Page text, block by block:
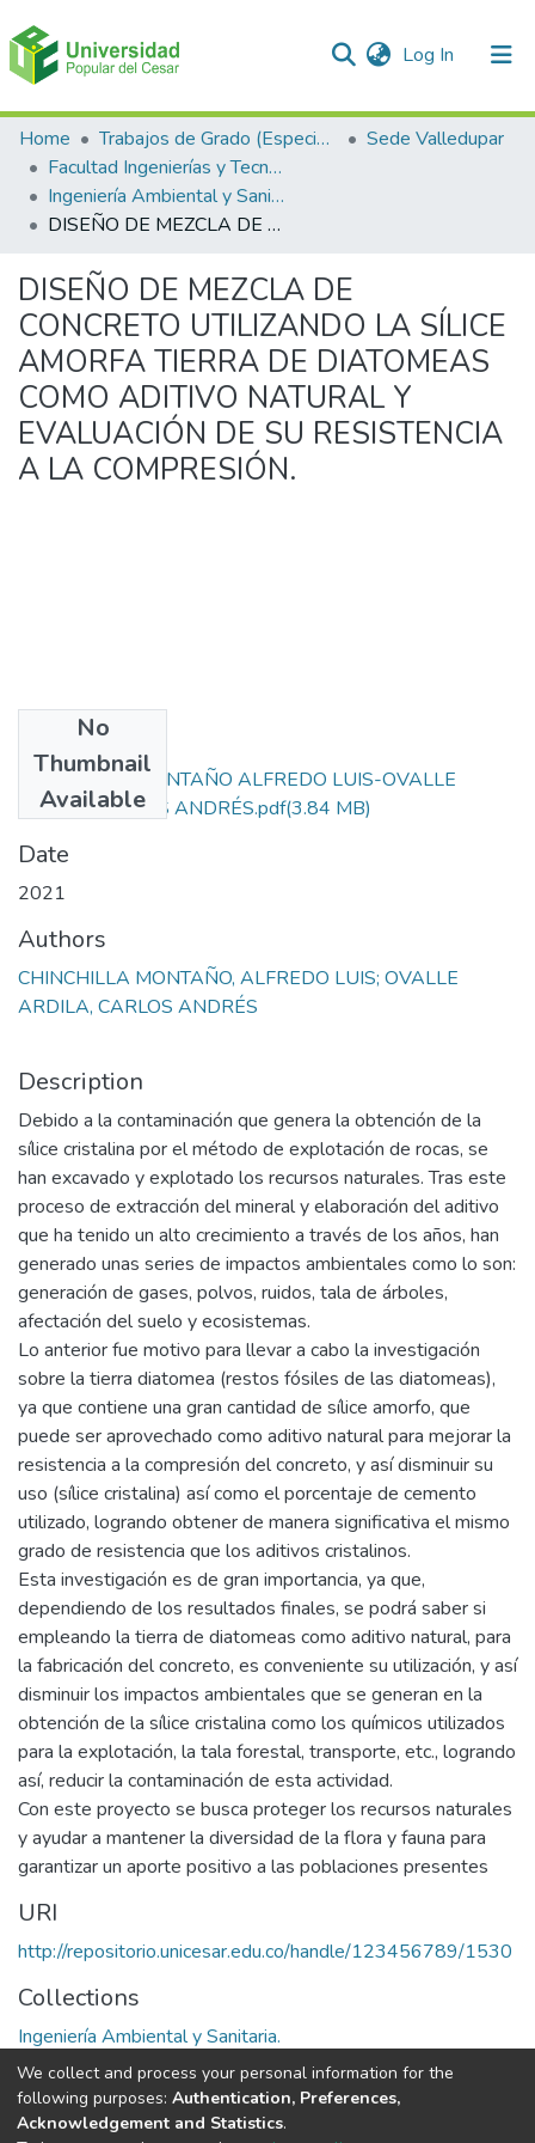
Log In (current)
Communities & Collections
All of DSpace
Statistics
Home Trabajos de Grado (Especializaciones y Pregrados)
Sede Valledupar
Facultad Ingenierías y Tecnologías
Ingeniería Ambiental y Sanitaria.
DISEÑO DE MEZCLA DE CONCRETO UTILIZANDO LA SÍLICE AMORFA TIERRA DE DIATOMEAS COMO ADITIVO NATURAL Y EVALUACIÓN DE SU RESISTENCIA A LA COMPRESIÓN.
DISEÑO DE MEZCLA DE
CONCRETO UTILIZANDO LA SÍLICE
AMORFA TIERRA DE DIATOMEAS
COMO ADITIVO NATURAL Y
EVALUACIÓN DE SU RESISTENCIA
A LA COMPRESIÓN.
No
Thumbnail
Available
CHINCHILLA MONTAÑO ALFREDO LUIS-OVALLE
ARDILA CARLOS ANDRÉS.pdf(3.84 MB)
Date
2021
Authors
CHINCHILLA MONTAÑO, ALFREDO LUIS; OVALLE
ARDILA, CARLOS ANDRÉS
Description
Debido a la contaminación que genera la obtención de la
sílice cristalina por el método de explotación de rocas, se
han excavado y explotado los recursos naturales. Tras este
proceso de extracción del mineral y elaboración del aditivo
que ha tenido un alto crecimiento a través de los años, han
generado unas series de impactos ambientales como lo son:
generación de gases, polvos, ruidos, tala de árboles,
afectación del suelo y ecosistemas.
Lo anterior fue motivo para llevar a cabo la investigación
sobre la tierra diatomea (restos fósiles de las diatomeas),
ya que contiene una gran cantidad de sílice amorfo, que
puede ser aprovechado como aditivo natural para mejorar la
resistencia a la compresión del concreto, y así disminuir su
uso (sílice cristalina) así como el porcentaje de cemento
utilizado, logrando obtener de manera significativa el mismo
grado de resistencia que los aditivos cristalinos.
Esta investigación es de gran importancia, ya que,
dependiendo de los resultados finales, se podrá saber si
empleando la tierra de diatomeas como aditivo natural, para
la fabricación del concreto, es conveniente su utilización, y así
disminuir los impactos ambientales que se generan en la
obtención de la sílice cristalina como los químicos utilizados
para la explotación, la tala forestal, transporte, etc., logrando
así, reducir la contaminación de esta actividad.
Con este proyecto se busca proteger los recursos naturales
y ayudar a mantener la diversidad de la flora y fauna para
garantizar un aporte positivo a las poblaciones presentes
URI
http://repositorio.unicesar.edu.co/handle/123456789/1530
Collections
Ingeniería Ambiental y Sanitaria.
Full item page
We collect and process your personal information for the
following purposes: Authentication, Preferences,
Acknowledgement and Statistics.